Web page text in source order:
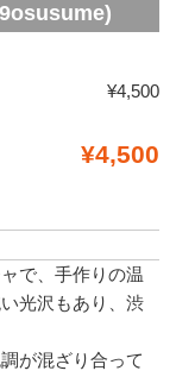
¥4,500
¥4,500
で、手作りの温
光沢もあり、渋
が混ざり合って